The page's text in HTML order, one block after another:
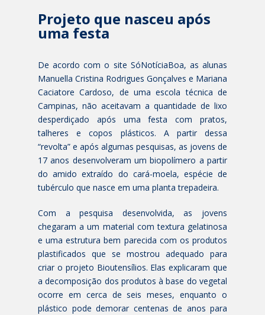
Projeto que nasceu após
uma festa
De acordo com o site SóNotíciaBoa, as alunas
Manuella Cristina Rodrigues Gonçalves e Mariana
Caciatore Cardoso, de uma escola técnica de
Campinas, não aceitavam a quantidade de lixo
desperdiçado após uma festa com pratos,
talheres e copos plásticos. A partir dessa
“revolta” e após algumas pesquisas, as jovens de
17 anos desenvolveram um biopolímero a partir
do amido extraído do cará-moela, espécie de
tubérculo que nasce em uma planta trepadeira.
Com a pesquisa desenvolvida, as jovens
chegaram a um material com textura gelatinosa
e uma estrutura bem parecida com os produtos
plastificados que se mostrou adequado para
criar o projeto Bioutensílios. Elas explicaram que
a decomposição dos produtos à base do vegetal
ocorre em cerca de seis meses, enquanto o
plástico pode demorar centenas de anos para